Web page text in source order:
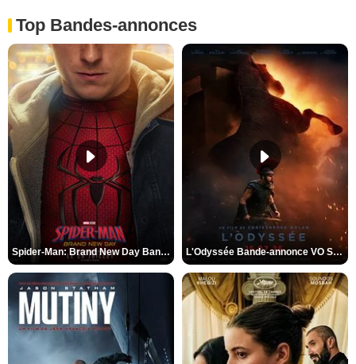
Top Bandes-annonces
Spider-Man: Brand New Day Bande-annonce VO STFR L'Odyssée Bande-annonce VO STFR